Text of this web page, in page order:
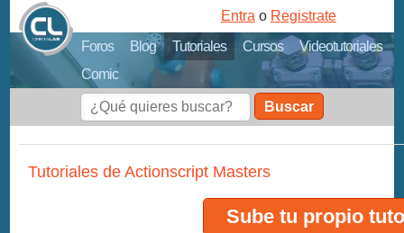
Foros Blog Tutoriales Cursos
Videotutoriales
Comic
Entra o Registrate
Buscar
Tutoriales de Actionscript Masters
Sube tu propio